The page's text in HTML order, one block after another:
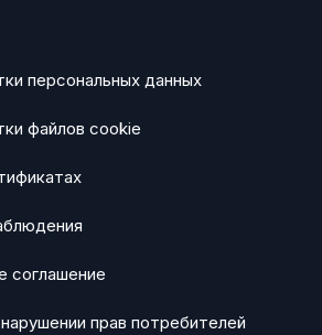
персональных данных
файлов cookie
соглашение
прав потребителей